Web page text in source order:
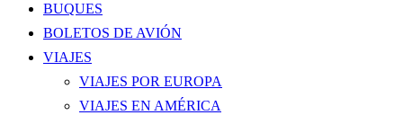
BUQUES
BOLETOS DE AVIÓN
VIAJES
VIAJES POR EUROPA
VIAJES EN AMÉRICA